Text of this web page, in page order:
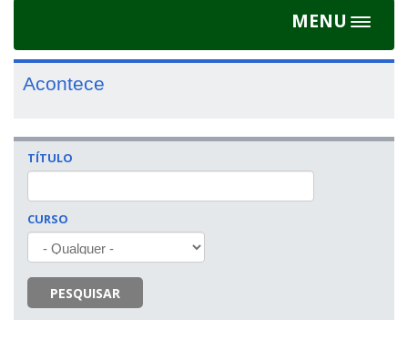
MENU
Toggle
Acontece
TÍTULO
CURSO
PESQUISAR